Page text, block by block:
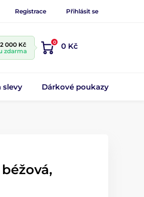
Registrace Přihlásit se
2 000 Kč
zdarma
0 0 Kč
slevy Dárkové poukazy